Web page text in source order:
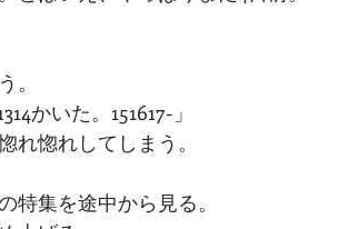
。
かいた。151617-」
惚れしてしまう。
集を途中から見る。